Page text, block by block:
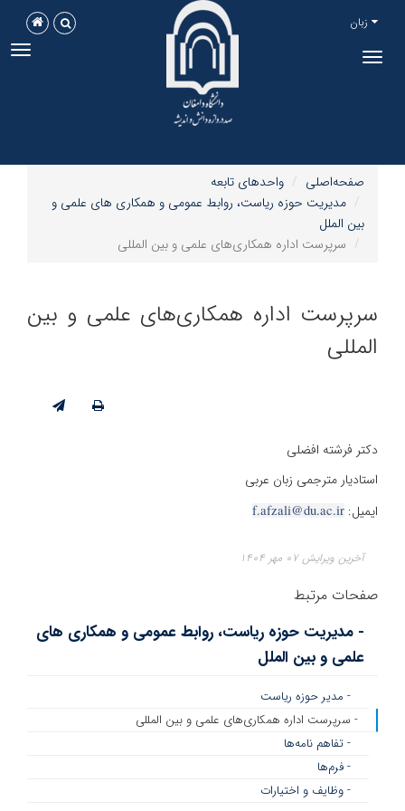
Toggle
زبان
صفحه‌اصلی
واحدهای تابعه
مدیریت حوزه ریاست، روابط عمومی و همکاری های علمی و
بین الملل
سرپرست اداره همکاری‌های علمی و بین المللی
سرپرست اداره همکاری‌های علمی و بین
المللی
دکتر فرشته افضلی
استادیار مترجمی زبان عربی
ایمیل: f.afzali@du.ac.ir
آخرین ویرایش ۰۷ مهر ۱۴۰۴
صفحات مرتبط
- مدیریت حوزه ریاست، روابط عمومی و همکاری های
علمی و بین الملل
- مدیر حوزه ریاست
- سرپرست اداره همکاری‌های علمی و بین المللی
- تفاهم نامه‌ها
- فرم‌ها
- وظایف و اختیارات